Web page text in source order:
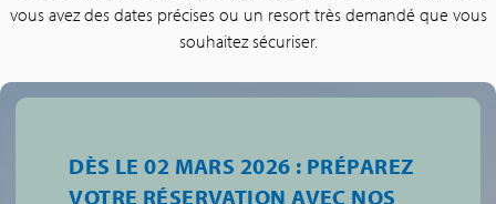
vous avez des dates précises ou un resort très demandé que vous
souhaitez sécuriser.
DÈS LE 02 MARS 2026 : PRÉPAREZ
VOTRE RÉSERVATION AVEC NOS